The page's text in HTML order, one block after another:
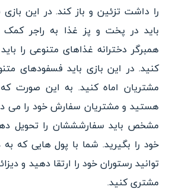
را داشت تزئین و باز کند. در این بازی
باید در پخت و پز غذا به راجر کمک
همبرگر دخترانه غذاهای متنوعی را
کنید. در این بازی باید فسفودهای
مشتریان اماه کنید. به این صورت
هستید و مشتریان سفارش خود را می
مشخص باید سفارشششان را تحویل
خود را بگیرید. شما با پول هایی که
توانید رستوران خود را ارتقا دهید و
مشتری کنید.